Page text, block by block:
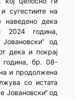
сугестиите на
наведено дека
2024 година,
од
дека и покрај
бр. 08-
и продолжена
со истата
Јовановски“ од